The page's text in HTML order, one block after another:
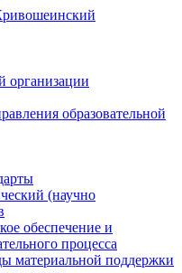
организации
образовательной
(научно
обеспечение и
процесса
материальной поддержки